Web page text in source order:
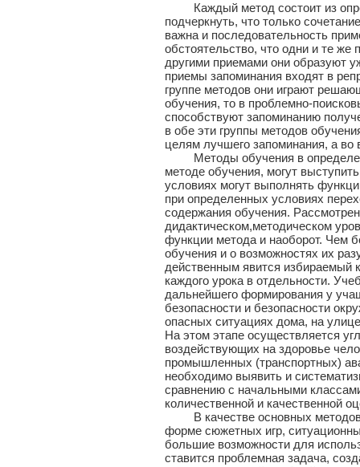
Каждый метод состоит из
подчеркнуть, что только
важна и последовательность
обстоятельство, что одни и те
другими приемами они образуют
приемы запоминания входят в
группе методов они играют
обучения, то в проблемно-
способствуют запоминанию
в обе эти группы методов
целям лучшего запоминания, а во
Методы обучения в
методе обучения, могут
условиях могут выполнять
при определенных условиях
содержания обучения.
дидактическом,методическом
функции метода и наоборот. Чем
обучения и о возможностях их
действенным явится избираемый
каждого урока в отдельности.
дальнейшего формирования у
безопасности и безопасности
опасных ситуациях дома, на
На этом этапе осуществляется
воздействующих на здоровье
промышленных (транспортных)
необходимо выявить и
сравнению с начальными
количественной и качественной
В качестве основных методов
форме сюжетных игр,
большие возможности для
ставится проблемная задача,